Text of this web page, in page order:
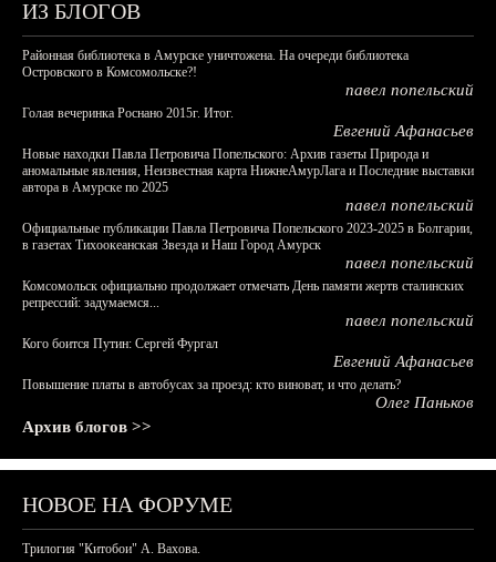
ИЗ БЛОГОВ
Районная библиотека в Амурске уничтожена. На очереди библиотека
Островского в Комсомольске?!
павел попельский
Голая вечеринка Роснано 2015г. Итог.
Евгений Афанасьев
Новые находки Павла Петровича Попельского: Архив газеты Природа и
аномальные явления, Неизвестная карта НижнеАмурЛага и Последние выставки
автора в Амурске по 2025
павел попельский
Официальные публикации Павла Петровича Попельского 2023-2025 в Болгарии,
в газетах Тихоокеанская Звезда и Наш Город Амурск
павел попельский
Комсомольск официально продолжает отмечать День памяти жертв сталинских
репрессий: задумаемся...
павел попельский
Кого боится Путин: Сергей Фургал
Евгений Афанасьев
Повышение платы в автобусах за проезд: кто виноват, и что делать?
Олег Паньков
Архив блогов >>
НОВОЕ НА ФОРУМЕ
Трилогия "Китобои" А. Вахова.